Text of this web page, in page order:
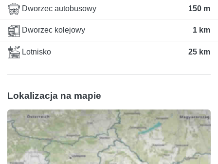
Dworzec autobusowy 150 m
Dworzec kolejowy 1 km
Lotnisko 25 km
Lokalizacja na mapie